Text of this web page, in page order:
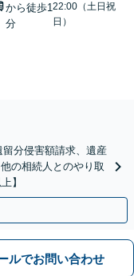
から徒歩1
分
22:00（土日祝
日）
留分侵害額請求、遺産
の相続人とのやり取
】
ルでお問い合わせ